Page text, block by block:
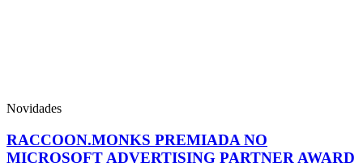
Novidades
RACCOON.MONKS PREMIADA NO
MICROSOFT ADVERTISING PARTNER AWARD